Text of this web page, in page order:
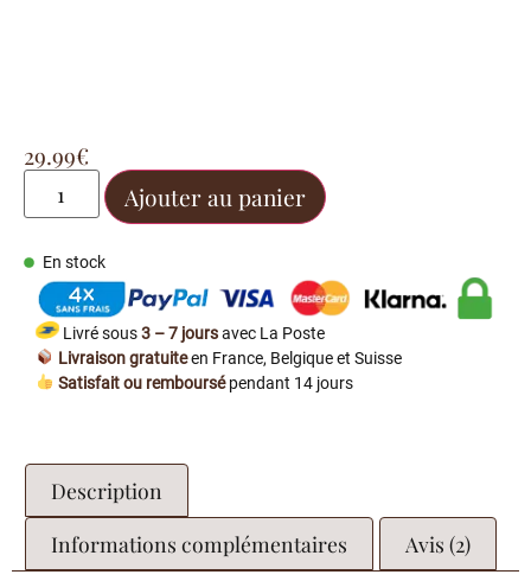
29.99€
Ajouter au panier
En stock
Livré sous3 – 7 joursavec La Poste
Livraison gratuiteen France, Belgique et Suisse
Satisfait ou remboursépendant 14 jours
Description
Informations complémentaires
Avis (2)